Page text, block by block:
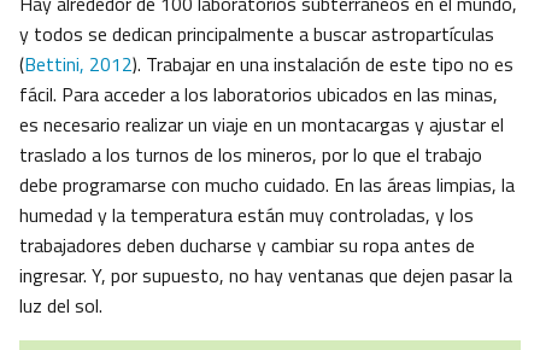
y todos se dedican principalmente a buscar astropartículas
(Bettini, 2012). Trabajar en una instalación de este tipo no es
fácil. Para acceder a los laboratorios ubicados en las minas,
es necesario realizar un viaje en un montacargas y ajustar el
traslado a los turnos de los mineros, por lo que el trabajo
debe programarse con mucho cuidado. En las áreas limpias, la
humedad y la temperatura están muy controladas, y los
trabajadores deben ducharse y cambiar su ropa antes de
ingresar. Y, por supuesto, no hay ventanas que dejen pasar la
luz del sol.